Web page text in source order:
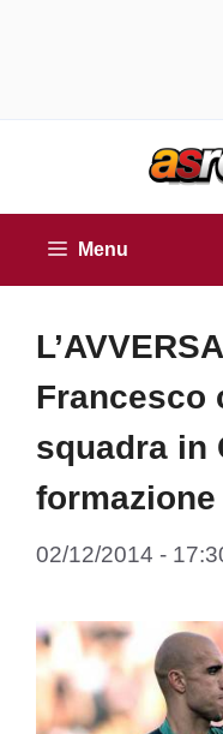
Menu
Francesco
squadra in
02/12/2014 -